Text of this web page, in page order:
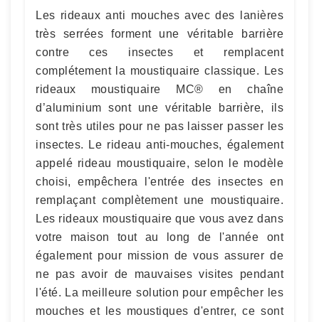
Les rideaux anti mouches avec des lanières
très serrées forment une véritable barrière
contre ces insectes et remplacent
complétement la moustiquaire classique. Les
rideaux moustiquaire MC® en chaîne
d’aluminium sont une véritable barrière, ils
sont très utiles pour ne pas laisser passer les
insectes. Le rideau anti-mouches, également
appelé rideau moustiquaire, selon le modèle
choisi, empêchera l'entrée des insectes en
remplaçant complètement une moustiquaire.
Les rideaux moustiquaire que vous avez dans
votre maison tout au long de l'année ont
également pour mission de vous assurer de
ne pas avoir de mauvaises visites pendant
l'été. La meilleure solution pour empêcher les
mouches et les moustiques d'entrer, ce sont